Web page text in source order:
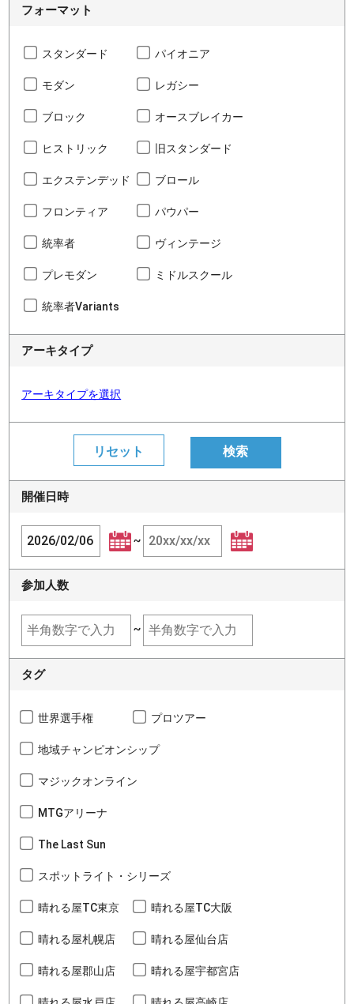
フォーマット
スタンダード パイオニア
モダン レガシー
ブロック オースブレイカー
ヒストリック 旧スタンダード
エクステンデッド ブロール
フロンティア パウパー
統率者 ヴィンテージ
プレモダン ミドルスクール
統率者Variants
アーキタイプ
アーキタイプを選択
開催日時
~
参加人数
~
タグ
世界選手権 プロツアー
地域チャンピオンシップ
マジックオンライン
MTGアリーナ
The Last Sun
スポットライト・シリーズ
晴れる屋TC東京 晴れる屋TC大阪
晴れる屋札幌店 晴れる屋仙台店
晴れる屋郡山店 晴れる屋宇都宮店